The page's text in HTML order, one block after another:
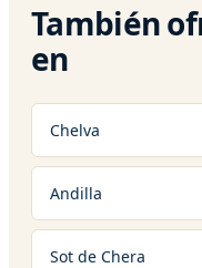
También
en
Chelva
Andilla
Sot de Chera